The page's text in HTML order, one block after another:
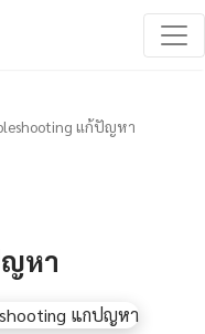
แก้ปัญหา
หา